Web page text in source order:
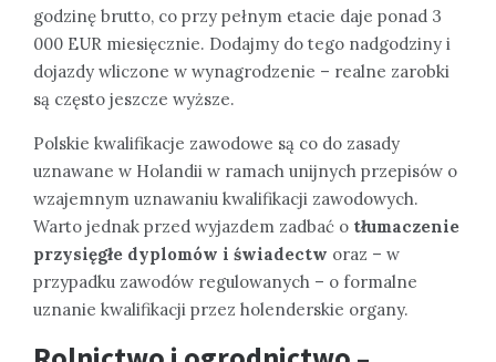
godzinę brutto, co przy pełnym etacie daje ponad 3
000 EUR miesięcznie. Dodajmy do tego nadgodziny i
dojazdy wliczone w wynagrodzenie – realne zarobki
są często jeszcze wyższe.
Polskie kwalifikacje zawodowe są co do zasady
uznawane w Holandii w ramach unijnych przepisów o
wzajemnym uznawaniu kwalifikacji zawodowych.
Warto jednak przed wyjazdem zadbać o tłumaczenie
przysięgłe dyplomów i świadectw oraz – w
przypadku zawodów regulowanych – o formalne
uznanie kwalifikacji przez holenderskie organy.